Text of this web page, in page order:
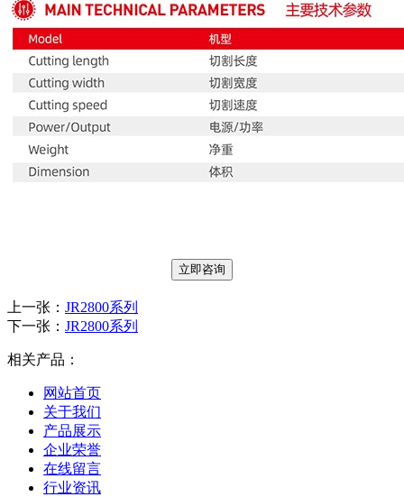
立即咨询
上一张： JR2800系列
下一张： JR2800系列
相关产品：
网站首页
关于我们
产品展示
企业荣誉
在线留言
行业资讯